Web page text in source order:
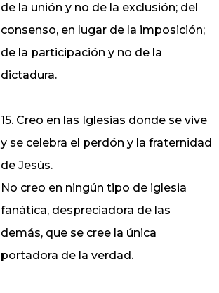
de la unión y no de la exclusión; del
consenso, en lugar de la imposición;
de la participación y no de la
dictadura.
15. Creo en las Iglesias donde se vive
y se celebra el perdón y la fraternidad
de Jesús.
No creo en ningún tipo de iglesia
fanática, despreciadora de las
demás, que se cree la única
portadora de la verdad.